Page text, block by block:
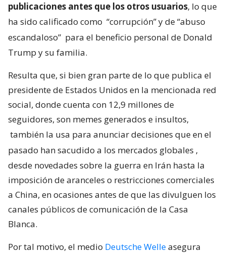
publicaciones antes que los otros usuarios, lo que
ha sido calificado como “corrupción” y de “abuso
escandaloso” para el beneficio personal de Donald
Trump y su familia.
Resulta que, si bien gran parte de lo que publica el
presidente de Estados Unidos en la mencionada red
social, donde cuenta con 12,9 millones de
seguidores, son memes generados e insultos,
también la usa para anunciar decisiones que en el
pasado han sacudido a los mercados globales ,
desde novedades sobre la guerra en Irán hasta la
imposición de aranceles o restricciones comerciales
a China, en ocasiones antes de que las divulguen los
canales públicos de comunicación de la Casa
Blanca.
Por tal motivo, el medio Deutsche Welleasegura